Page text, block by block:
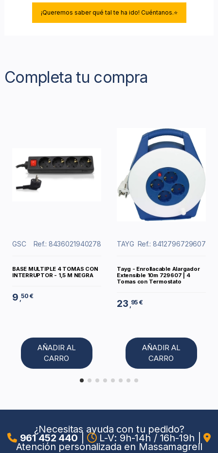
¡Queremos saber qué tal te ha ido! Cuéntanos.⭐
Completa tu compra
GSC Ref.: 8436021940278
BASE MULTIPLE 4 TOMAS CON
INTERRUPTOR - 1,5 M NEGRA
9 ,50 €
AÑADIR AL
CARRO
TAYG Ref.: 8412796729607
Tayg - Enrollacable Alargador
Extensible 10m 729607 | 4
Tomas con Termostato
23 95 €
AÑADIR AL
CARRO
¿Necesitas ayuda con tu pedido?
961 452 440 L-V: 9h-14h / 16h-19h
Atención personalizada en Massamagrell